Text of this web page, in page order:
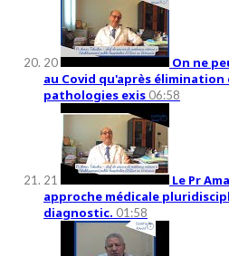
20
On ne
au Covid qu'après
pathologies exis 06:58
21
Le Pr
approche médicale
diagnostic. 01:58